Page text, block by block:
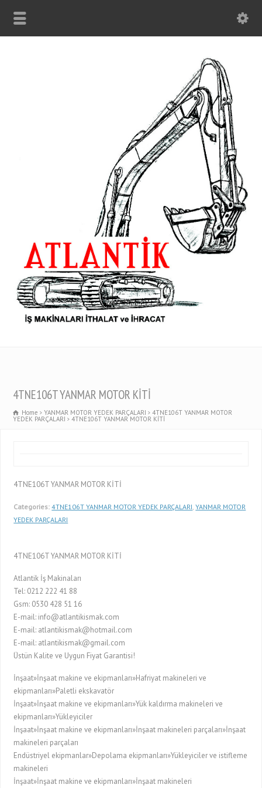
4TNE106T YANMAR MOTOR KİTİ
Home YANMAR MOTOR YEDEK PARÇALARI 4TNE106T YANMAR MOTOR
YEDEK PARÇALARI 4TNE106T YANMAR MOTOR KİTİ
4TNE106T YANMAR MOTOR KİTİ
Categories: 4TNE106T YANMAR MOTOR YEDEK PARÇALARI ,YANMAR MOTOR
YEDEK PARÇALARI
4TNE106T YANMAR MOTOR KİTİ
Atlantik İş Makinaları
Tel: 0212 222 41 88
Gsm: 0530 428 51 16
E-mail: info@atlantikismak.com
E-mail: atlantikismak@hotmail.com
E-mail: atlantikismak@gmail.com
Üstün Kalite ve Uygun Fiyat Garantisi!
İnşaat»İnşaat makine ve ekipmanları»Hafriyat makineleri ve
ekipmanları»Paletli ekskavatör
İnşaat»İnşaat makine ve ekipmanları»Yük kaldırma makineleri ve
ekipmanları»Yükleyiciler
İnşaat»İnşaat makine ve ekipmanları»İnşaat makineleri parçaları»İnşaat
makineleri parçaları
Endüstriyel ekipmanlar»Depolama ekipmanları»Yükleyiciler ve istifleme
makineleri
İnşaat»İnşaat makine ve ekipmanları»İnşaat makineleri